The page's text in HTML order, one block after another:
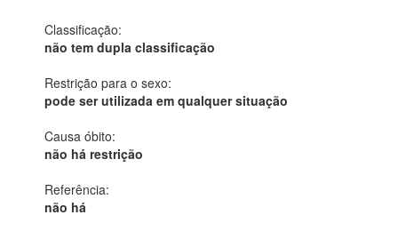
Classificação:
não tem dupla classificação
Restrição para o sexo:
pode ser utilizada em qualquer situação
Causa óbito:
não há restrição
Referência:
não há